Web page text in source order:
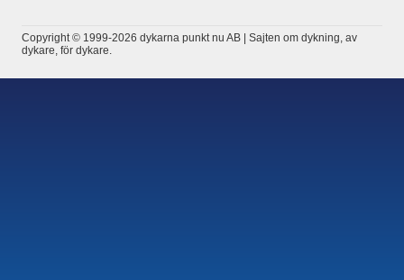
Copyright © 1999-2026 dykarna punkt nu AB | Sajten om dykning, av
dykare, för dykare.